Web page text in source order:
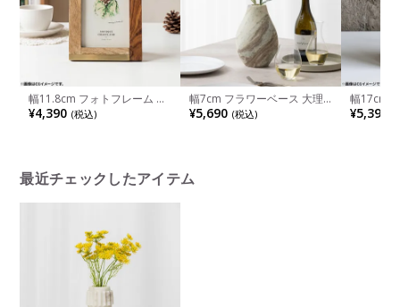
幅11.8cm フォトフレーム ヴ
ィヤーサ ウッド フォトスタ
ンド 写真フレーム おしゃれ
¥4,390 (税込)
幅7cm フラワーベース 大理
石 花瓶 マーブルベース フラ
ット 一輪挿し ハンドメイド
¥5,690 (税込)
幅17cm
ル ボーン
真フレー
¥5,390
最近チェックしたアイテム